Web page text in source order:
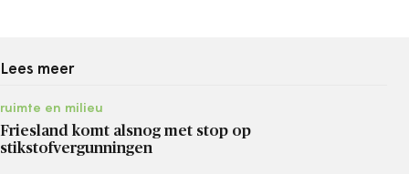
Lees meer
ruimte en milieu
Friesland komt alsnog met stop op
stikstofvergunningen